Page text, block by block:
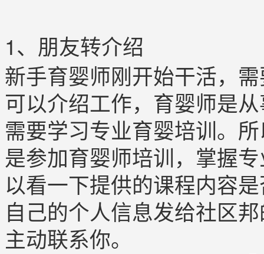
1、朋友转介绍
新手育婴师刚开始干活，
可以介绍工作，育婴师是
需要学习专业育婴培训。
是参加育婴师培训，掌握
以看一下提供的课程内容
自己的个人信息发给社区
主动联系你。